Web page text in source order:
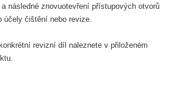
následné znovuotevření přístupových otvorů
účely čištění nebo revize.
revizní díl naleznete v přiloženém